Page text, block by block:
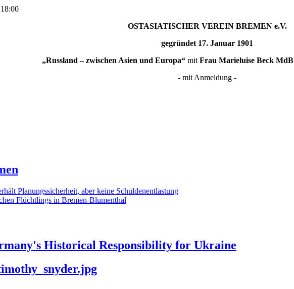
OSTASIATISCHER VEREIN BREMEN e.V.
gegründet 17. Januar 1901
„Russland – zwischen Asien und Europa“ mit Frau Marieluise Beck MdB
- mit Anmeldung -
Planungssicherheit, aber keine Schuldenentlastung
Flüchtlings in Bremen-Blumenthal
Historical Responsibility for Ukraine